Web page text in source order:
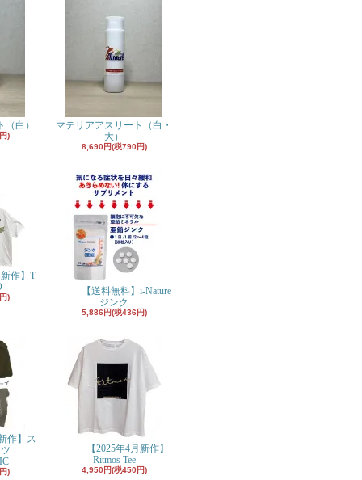
白）
)
マテリアアスリート（白・
大）
8,690円(税790円)
作】T
)
【送料無料】i-Nature
ジンク
5,886円(税436円)
作】ス
)
【2025年4月新作】
Ritmos Tee
4,950円(税450円)